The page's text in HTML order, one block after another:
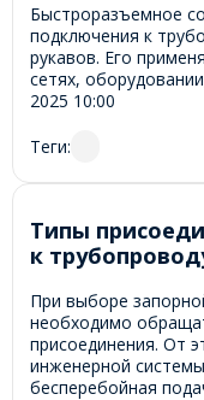
Быстроразъемное
подключения к
рукавов. Его
сетях,
2025 10:00
Теги:
Типы
к
При выборе
необходимо
присоединения. От
инженерной
бесперебойная